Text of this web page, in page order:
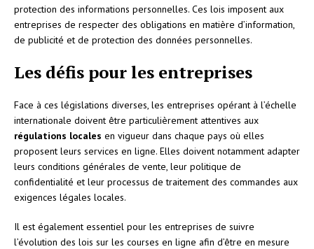
protection des informations personnelles. Ces lois imposent aux
entreprises de respecter des obligations en matière d’information,
de publicité et de protection des données personnelles.
Les défis pour les entreprises
Face à ces législations diverses, les entreprises opérant à l’échelle
internationale doivent être particulièrement attentives aux
régulations locales en vigueur dans chaque pays où elles
proposent leurs services en ligne. Elles doivent notamment adapter
leurs conditions générales de vente, leur politique de
confidentialité et leur processus de traitement des commandes aux
exigences légales locales.
Il est également essentiel pour les entreprises de suivre
l’évolution des lois sur les courses en ligne afin d’être en mesure